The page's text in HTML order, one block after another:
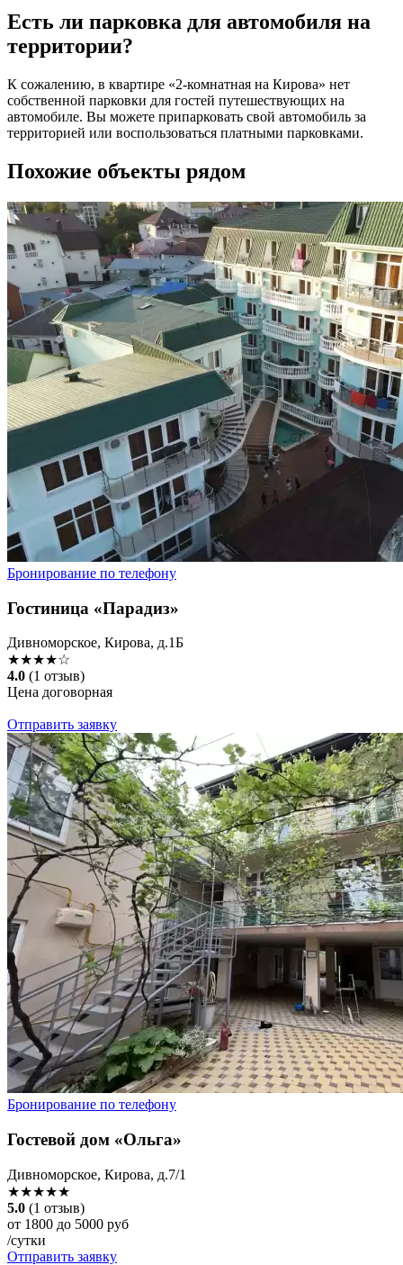
Есть ли парковка для автомобиля на
территории?
К сожалению, в квартире «2-комнатная на Кирова» нет
собственной парковки для гостей путешествующих на
автомобиле. Вы можете припарковать свой автомобиль за
территорией или воспользоваться платными парковками.
Похожие объекты рядом
Бронирование по телефону
Гостиница «Парадиз»
Дивноморское, Кирова, д.1Б
★★★★☆
4.0 (1 отзыв)
Цена договорная
Отправить заявку
Бронирование по телефону
Гостевой дом «Ольга»
Дивноморское, Кирова, д.7/1
★★★★★
5.0 (1 отзыв)
от 1800 до 5000 руб
/сутки
Отправить заявку